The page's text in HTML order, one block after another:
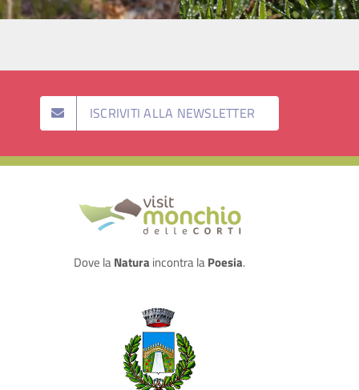
ISCRIVITI ALLA NEWSLETTER
Dove laNatura incontra laPoesia.